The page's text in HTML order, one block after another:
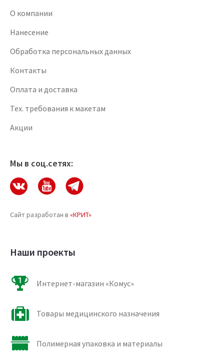
О компании
Нанесение
Обработка персональных данных
Контакты
Оплата и доставка
Тех. требования к макетам
Акции
Мы в соц.сетях:
Сайт разработан в «КРИТ»
Наши проекты
Интернет-магазин «Комус»
Товары медицинского назначения
Полимерная упаковка и материалы